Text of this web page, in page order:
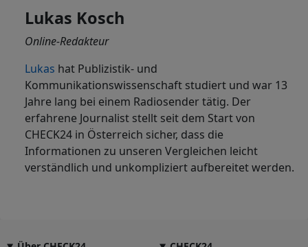
Lukas Kosch
Online-Redakteur
Lukas hat Publizistik- und
Kommunikationswissenschaft studiert und war 13
Jahre lang bei einem Radiosender tätig. Der
erfahrene Journalist stellt seit dem Start von
CHECK24 in Österreich sicher, dass die
Informationen zu unseren Vergleichen leicht
verständlich und unkompliziert aufbereitet werden.